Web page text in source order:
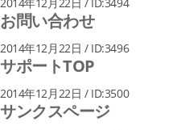
お問い合わせ
2014年12月22日 / ID:3496
サポートTOP
2014年12月22日 / ID:3500
サンクスページ